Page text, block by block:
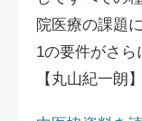
院医療の課題
1の要件がさら
【丸山紀一朗】